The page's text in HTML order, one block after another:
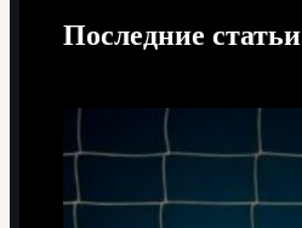
Последние статьи